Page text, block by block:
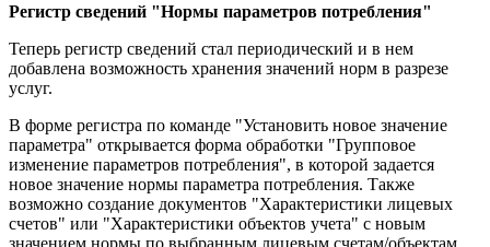
Регистр сведений "Нормы параметров потребления"
Теперь регистр сведений стал периодический и в нем
добавлена возможность хранения значений норм в разрезе
услуг.
В форме регистра по команде "Установить новое значение
параметра" открывается форма обработки "Групповое
изменение параметров потребления", в которой задается
новое значение нормы параметра потребления. Также
возможно создание документов "Характеристики лицевых
счетов" или "Характеристики объектов учета" с новым
значением нормы по выбранным лицевым счетам/объектам